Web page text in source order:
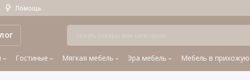
Помощь
Гостиные Мягкая мебель Эра мебель Мебель в прихожую